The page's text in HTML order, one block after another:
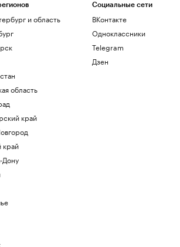
и область
область
край
край
Дону
Социальные сети
ВКонтакте
Одноклассники
Telegram
Дзен